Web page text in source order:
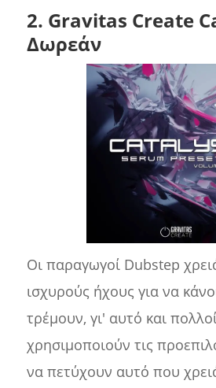
2. Gravitas Create
Δωρεάν
Οι παραγωγοί Dubstep
ισχυρούς ήχους για να
τρέμουν, γι' αυτό και
χρησιμοποιούν τις
να πετύχουν αυτό που